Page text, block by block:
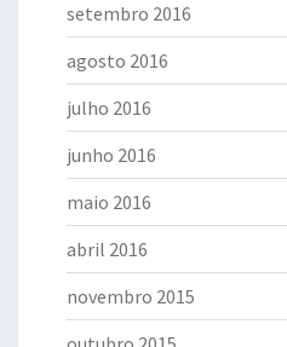
setembro 2016
agosto 2016
julho 2016
junho 2016
maio 2016
abril 2016
novembro 2015